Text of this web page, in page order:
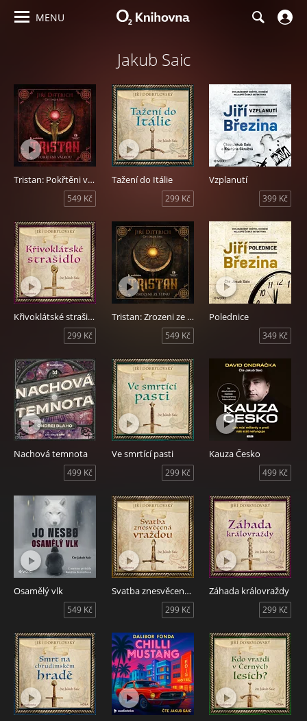
MENU
Jakub Saic
Tristan: Pokřtěni válkou
549 Kč
Tažení do Itálie
299 Kč
Vzplanutí
399 Kč
Křivoklátské strašidlo
299 Kč
Tristan: Zrozeni ze stínu
549 Kč
Polednice
349 Kč
Nachová temnota
499 Kč
Ve smrtící pasti
299 Kč
Kauza Česko
499 Kč
Osamělý vlk
549 Kč
Svatba znesvěcená vraždou
299 Kč
Záhada královraždy
299 Kč